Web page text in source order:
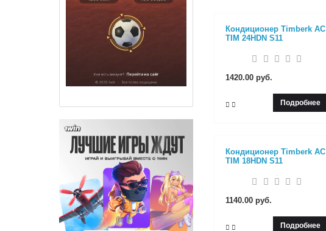
Кондиционер Timberk AC
TIM 24HDN S11
1420.00 руб.
Подробнее
Кондиционер Timberk AC
TIM 18HDN S11
1140.00 руб.
Подробнее